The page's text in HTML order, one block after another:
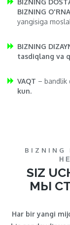
BIZNING
BIZNING
yangisiga
BIZNING
tasdiqlang va
VAQT – bandlik
kun.
SIZ
МЫ
Har bir yangi